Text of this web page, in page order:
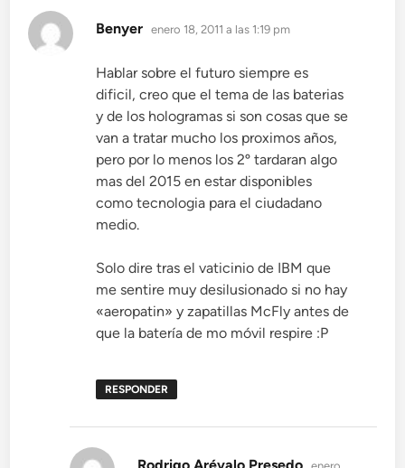
Benyer dice:
enero 18, 2011 a las 1:19 pm
Hablar sobre el futuro siempre es
dificil, creo que el tema de las baterias
y de los hologramas si son cosas que se
van a tratar mucho los proximos años,
pero por lo menos los 2º tardaran algo
mas del 2015 en estar disponibles
como tecnologia para el ciudadano
medio.
Solo dire tras el vaticinio de IBM que
me sentire muy desilusionado si no hay
«aeropatin» y zapatillas McFly antes de
que la batería de mo móvil respire :P
RESPONDER
dice: